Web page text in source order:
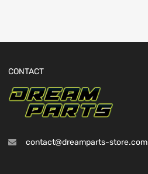
CONTACT
contact@dreamparts-store.com